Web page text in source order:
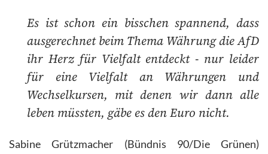
Es ist schon ein bisschen spannend, dass
ausgerechnet beim Thema Währung die AfD
ihr Herz für Vielfalt entdeckt - nur leider
für eine Vielfalt an Währungen und
Wechselkursen, mit denen wir dann alle
leben müssten, gäbe es den Euro nicht.
Sabine Grützmacher (Bündnis 90/Die Grünen)